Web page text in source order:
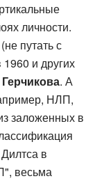
личности.
(не путать с
и других
Герчикова. А
НЛП,
заложенных в
в
весьма